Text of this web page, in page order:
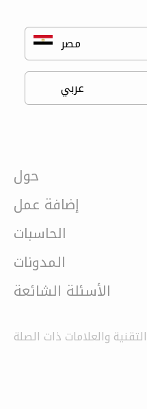
حول
إضافة عمل
الحاسبات
المدونات
الأسئلة الشائعة
والعلامات ذات الصلة